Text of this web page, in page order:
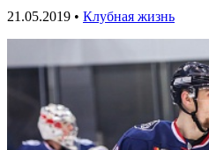
21.05.2019 • Клубная жизнь